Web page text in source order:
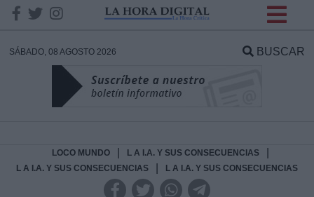
SÁBADO, 08 AGOSTO 2026 BUSCAR
LOCO MUNDO L A I.A. Y SUS CONSECUENCIAS
L A I.A. Y SUS CONSECUENCIAS L A I.A. Y SUS CONSECUENCIAS
DATOS
Responsable: